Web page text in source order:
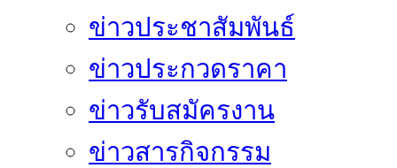
ข่าวประชาสัมพันธ์
ข่าวประกวดราคา
ข่าวรับสมัครงาน
ข่าวสารกิจกรรม